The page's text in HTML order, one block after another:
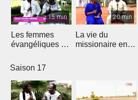
15 min
Les femmes
évangéliques du
20 min
La vie du
missionaire en
Saison 17